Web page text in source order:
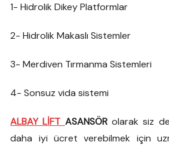
1- Hidrolik Dikey Platformlar
2- Hidrolik Makaslı Sistemler
3- Merdiven Tırmanma Sistemleri
4- Sonsuz vida sistemi
ALBAY LİFT ASANSÖRolarak siz
daha iyi ücret verebilmek için